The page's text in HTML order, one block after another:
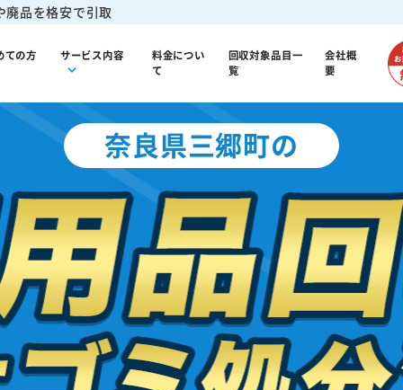
廃品を格安で引取
ての方 サービス内容
料金につい
て
回収対象品目一
覧
会社概
要
奈良県三郷町の